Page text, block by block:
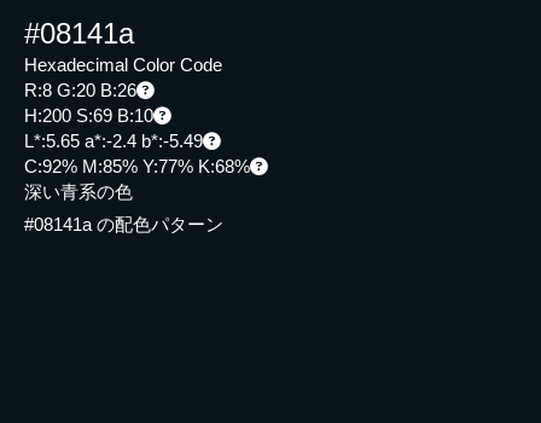
#08141a
Hexadecimal Color Code
R:8 G:20 B:26
H:200 S:69 B:10
L*:5.65 a*:-2.4 b*:-5.49
C:92% M:85% Y:77% K:68%
深い青系の色
#08141a の配色パターン